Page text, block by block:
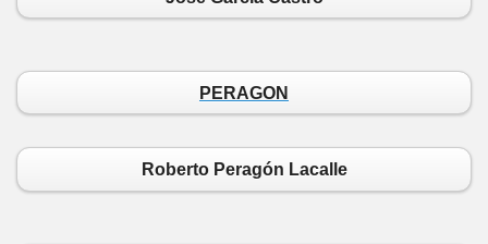
PERAGON
Roberto Peragón Lacalle